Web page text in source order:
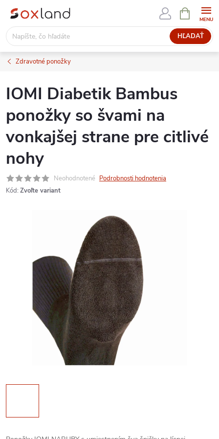
Prejsť
obsah
HĽADAŤ
KOŠÍK
Zdravotné ponožky
IOMI Diabetik Bambus
ponožky so švami na
vonkajšej strane pre citlivé
nohy
Neohodnotené Podrobnosti hodnotenia
Kód: Zvoľte variant